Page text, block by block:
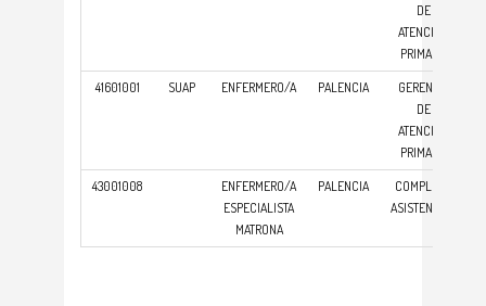
DE
ATENCIÓN
PRIMARIA
41601001 SUAP ENFERMERO/A PALENCIA
GERENCIA
DE
ATENCIÓN
PRIMARIA
43001008
ENFERMERO/A
ESPECIALISTA
MATRONA
PALENCIA
COMPLEJO
ASISTENCIAL